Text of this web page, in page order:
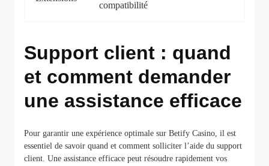
compatibilité
Support client : quand
et comment demander
une assistance efficace
Pour garantir une expérience optimale sur Betify Casino, il est
essentiel de savoir quand et comment solliciter l’aide du support
client. Une assistance efficace peut résoudre rapidement vos